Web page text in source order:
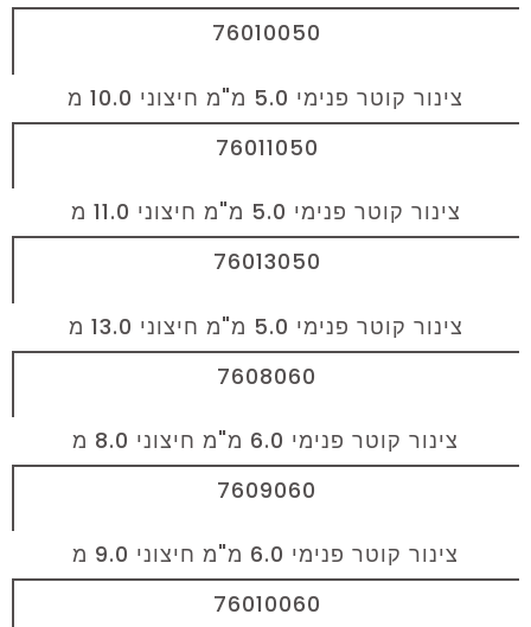
76010050
צינור קוטר פנימי 5.0 מ"מ חיצוני 10.0 מ
76011050
צינור קוטר פנימי 5.0 מ"מ חיצוני 11.0 מ
76013050
צינור קוטר פנימי 5.0 מ"מ חיצוני 13.0 מ
7608060
צינור קוטר פנימי 6.0 מ"מ חיצוני 8.0 מ
7609060
צינור קוטר פנימי 6.0 מ"מ חיצוני 9.0 מ
76010060